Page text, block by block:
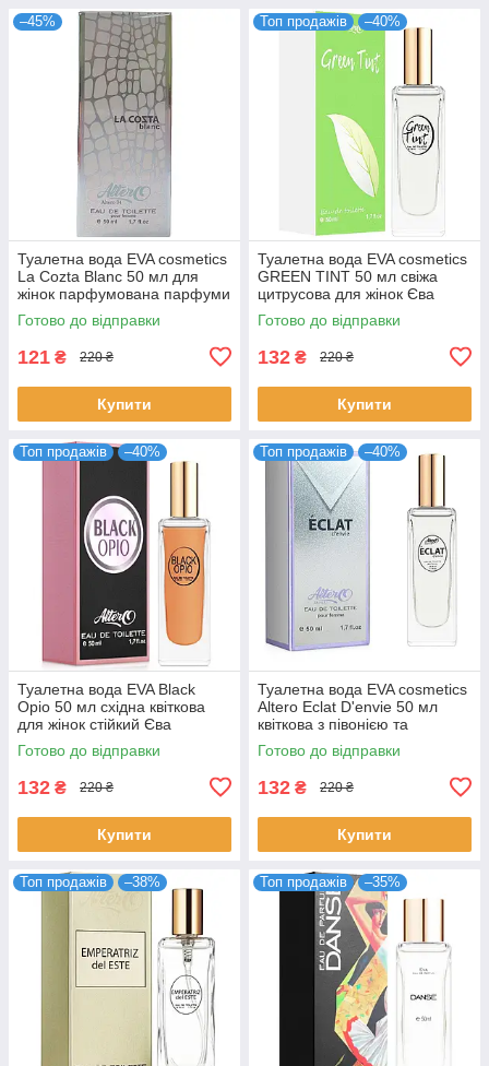
–45%
Туалетна вода EVA cosmetics
La Cozta Blanc 50 мл для
жінок парфумована парфуми
Ева косметікс
4820107133243
Готово до відправки
121 ₴ 220 ₴
Купити
Топ продажів –40%
Туалетна вода EVA cosmetics
GREEN TINT 50 мл свіжа
цитрусова для жінок Єва
Косметікс
Готово до відправки
132 ₴ 220 ₴
Купити
Топ продажів –40%
Туалетна вода EVA Black
Opio 50 мл східна квіткова
для жінок стійкий Єва
Косметікс
Готово до відправки
132 ₴ 220 ₴
Купити
Топ продажів –40%
Туалетна вода EVA cosmetics
Altero Eclat D'envie 50 мл
квіткова з півонією та
мускусом для жінок парфуми
Ева
Готово до відправки
132 ₴ 220 ₴
Купити
Топ продажів –38% Топ продажів –35%